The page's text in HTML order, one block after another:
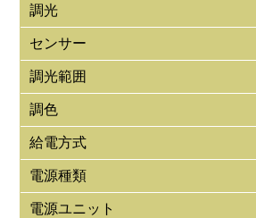
調光
センサー
調光範囲
調色
給電方式
電源種類
電源ユニット